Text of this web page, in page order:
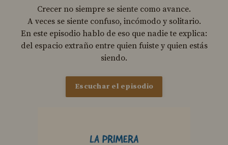
Crecer no siempre se siente como avance.
A veces se siente confuso, incómodo y solitario.
En este episodio hablo de eso que nadie te explica:
del espacio extraño entre quien fuiste y quien estás
siendo.
Escuchar el episodio